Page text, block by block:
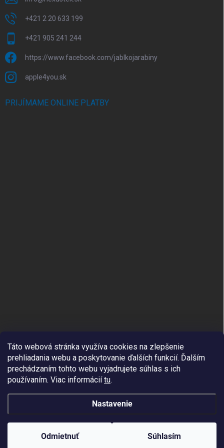
Táto webová stránka využíva cookies na zlepšenie
prehliadania webu a poskytovanie ďalších funkcií. Ďalším
prechádzaním tohto webu vyjadrujete súhlas s ich
používaním. Viac informáciítu.
Nastavenie
Odmietnuť Súhlasím
+421 2 20 633 199
+421 905 241 244
https://www.facebook.com/jablkojarabiny
apple4you.sk
PRIJÍMAME ONLINE PLATBY
Copyright 2026 APPLE4YOU.SK . Všetky práva vyhradené.